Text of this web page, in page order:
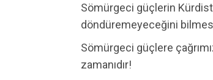
Sömürgeci güçlerin
döndüremeyeceğini
Sömürgeci güçlere
zamanıdır!